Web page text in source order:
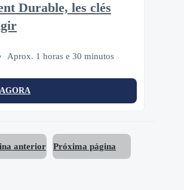
Durable, les clés
Aprox. 1 horas e 30 minutos
anterior Próxima página